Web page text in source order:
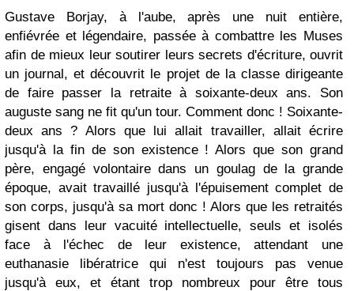
Gustave Borjay, à l'aube, après une nuit entière,
enfiévrée et légendaire, passée à combattre les Muses
afin de mieux leur soutirer leurs secrets d'écriture, ouvrit
un journal, et découvrit le projet de la classe dirigeante
de faire passer la retraite à soixante-deux ans. Son
auguste sang ne fit qu'un tour. Comment donc ! Soixante-
deux ans ? Alors que lui allait travailler, allait écrire
jusqu'à la fin de son existence ! Alors que son grand
père, engagé volontaire dans un goulag de la grande
époque, avait travaillé jusqu'à l'épuisement complet de
son corps, jusqu'à sa mort donc ! Alors que les retraités
gisent dans leur vacuité intellectuelle, seuls et isolés
face à l'échec de leur existence, attendant une
euthanasie libératrice qui n'est toujours pas venue
jusqu'à eux, et étant trop nombreux pour être tous